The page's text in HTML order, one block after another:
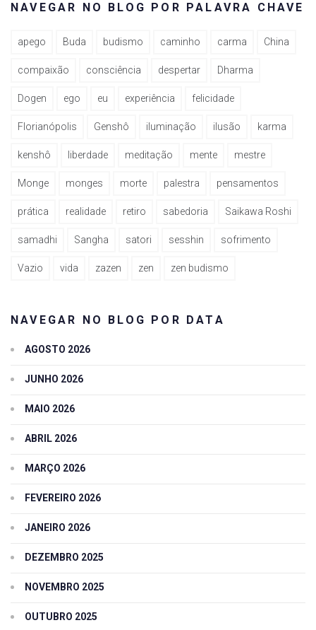
NAVEGAR NO BLOG POR PALAVRA CHAVE
apego Buda budismo caminho carma China
compaixão consciência despertar Dharma
Dogen ego eu experiência felicidade
Florianópolis Genshô iluminação ilusão karma
kenshô liberdade meditação mente mestre
Monge monges morte palestra pensamentos
prática realidade retiro sabedoria Saikawa Roshi
samadhi Sangha satori sesshin sofrimento
Vazio vida zazen zen zen budismo
NAVEGAR NO BLOG POR DATA
AGOSTO 2026
JUNHO 2026
MAIO 2026
ABRIL 2026
MARÇO 2026
FEVEREIRO 2026
JANEIRO 2026
DEZEMBRO 2025
NOVEMBRO 2025
OUTUBRO 2025